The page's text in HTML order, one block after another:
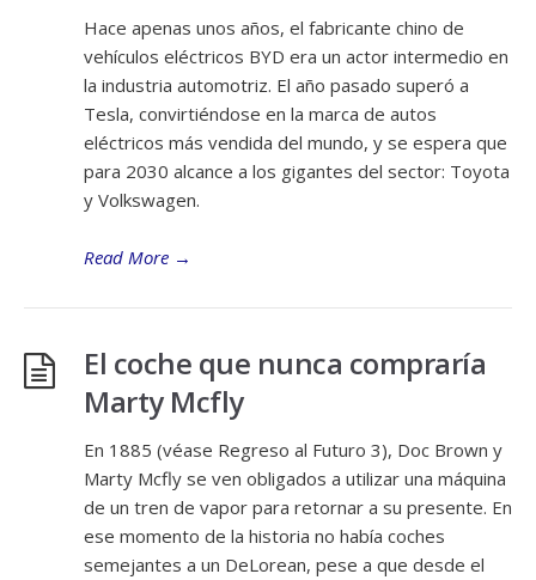
Hace apenas unos años, el fabricante chino de
vehículos eléctricos BYD era un actor intermedio en
la industria automotriz. El año pasado superó a
Tesla, convirtiéndose en la marca de autos
eléctricos más vendida del mundo, y se espera que
para 2030 alcance a los gigantes del sector: Toyota
y Volkswagen.
Read More →
El coche que nunca compraría
Marty Mcfly
En 1885 (véase Regreso al Futuro 3), Doc Brown y
Marty Mcfly se ven obligados a utilizar una máquina
de un tren de vapor para retornar a su presente. En
ese momento de la historia no había coches
semejantes a un DeLorean, pese a que desde el